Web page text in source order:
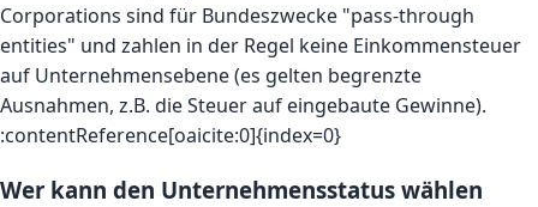
Corporations sind für Bundeszwecke "pass-through
entities" und zahlen in der Regel keine Einkommensteuer
auf Unternehmensebene (es gelten begrenzte
Ausnahmen, z.B. die Steuer auf eingebaute Gewinne).
:contentReference[oaicite:0]{index=0}
Wer kann den Unternehmensstatus wählen